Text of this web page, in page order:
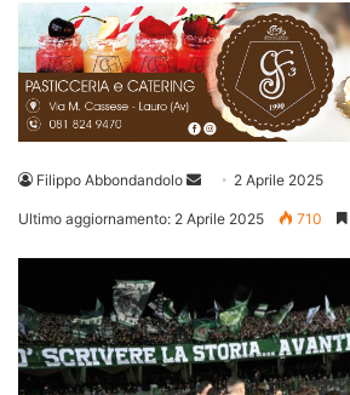
Filippo Abbondandolo
Invia 2 Aprile 2025
Ultimo aggiornamento: 2 Aprile 2025 710